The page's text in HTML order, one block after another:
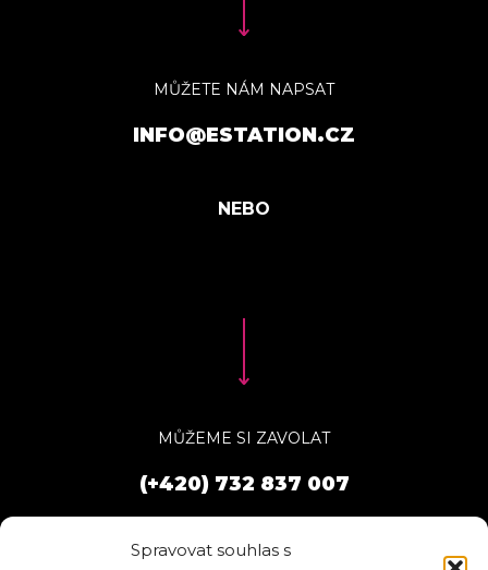
Spravovat souhlas s
MŮŽETE NÁM NAPSAT
INFO@ESTATION.CZ
MŮŽEME SI ZAVOLAT
(+420) 732 837 007